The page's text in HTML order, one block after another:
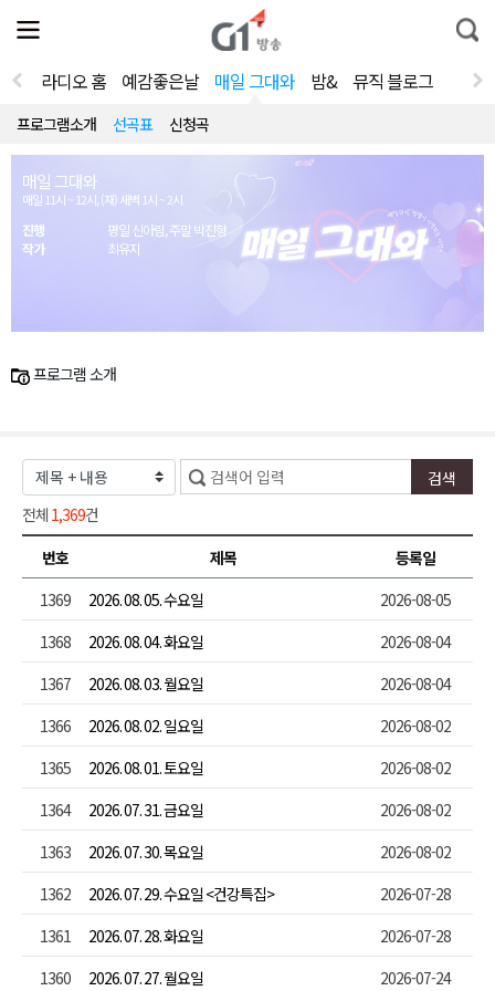
전
체
뉴
열
통
합
라디오 홈 예감좋은날 매일 그대와 밤& 뮤직 블로그
프로그램소개 선곡표 신청곡
매일 그대와
매일 11시 ~ 12시, (재) 새벽 1시 ~ 2시
진행
평일 신아림, 주말 박진형
작가
최유지
프로그램 소개
전체 1,369건
번호
제목
등록일
1369
2026. 08. 05. 수요일
2026-08-05
1368
2026. 08. 04. 화요일
2026-08-04
1367
2026. 08. 03. 월요일
2026-08-04
1366
2026. 08. 02. 일요일
2026-08-02
1365
2026. 08. 01. 토요일
2026-08-02
1364
2026. 07. 31. 금요일
2026-08-02
1363
2026. 07. 30. 목요일
2026-08-02
1362
2026. 07. 29. 수요일 <건강특집>
2026-07-28
1361
2026. 07. 28. 화요일
2026-07-28
1360
2026. 07. 27. 월요일 2026-07-24